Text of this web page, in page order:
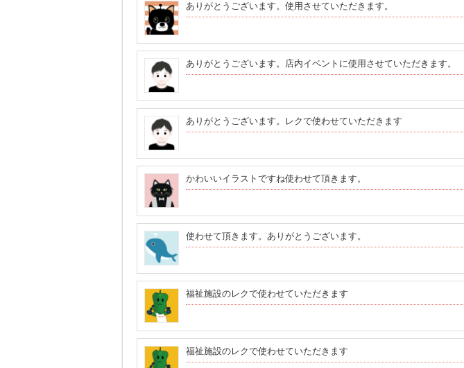
ありがとうございます。使用させていただきます。
ありがとうございます。店内イベントに使用させていただきます。
ありがとうございます。レクで使わせていただきます
かわいいイラストですね使わせて頂きます。
使わせて頂きます。ありがとうございます。
福祉施設のレクで使わせていただきます
福祉施設のレクで使わせていただきます